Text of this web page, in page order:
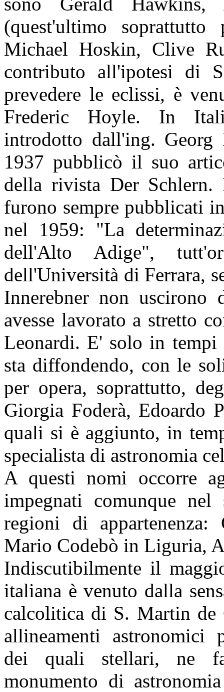
(quest'ultimo
Michael Hoskin, Clive
contributo all'ipotesi di
prevedere le eclissi, è
Frederic Hoyle. In
introdotto dall'ing. Georg
1937 pubblicò il suo
della rivista Der
furono sempre pubblicati
nel 1959: "La
dell'Alto Adige",
dell'Università di Ferrara,
Innerebner non uscirono
avesse lavorato a stretto
Leonardi. E' solo in tempi
sta diffondendo, con le
per opera, soprattutto,
Giorgia Foderà, Edoardo
quali si è aggiunto, in
specialista di astronomia
A questi nomi occorre
impegnati comunque nel
regioni di
Mario Codebò in Liguria,
Indiscutibilmente il
italiana è venuto dalla
calcolitica di S. Martin de
allineamenti astronomici
dei quali stellari, ne
monumento di